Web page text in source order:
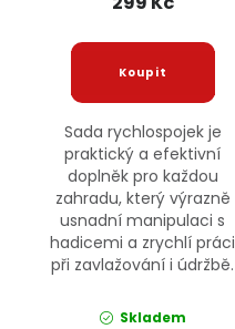
Sada rychlospojek je
praktický a efektivní
doplněk pro každou
zahradu, který výrazně
usnadní manipulaci s
hadicemi a zrychlí práci
při zavlažování i údržbě.
Skladem